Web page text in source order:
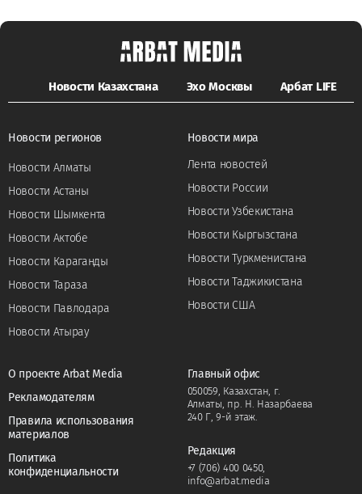
Новости Казахстана Эхо Москвы Арбат LIFE
Новости регионов
Новости Алматы
Новости Астаны
Новости Шымкента
Новости Актобе
Новости Караганды
Новости Тараза
Новости Павлодара
Новости Атырау
Новости мира
Лента новостей
Новости России
Новости Узбекистана
Новости Кыргызстана
Новости Туркменистана
Новости Таджикистана
Новости США
О проекте Arbat Media
Рекламодателям
Правила использования
материалов
Политика
конфиденциальности
Главный офис
050059, Казахстан, г.
Алматы, пр. Н. Назарбаева
240 Г, 9-й этаж.
Редакция
+7 (706) 400 0450,
info@arbat.media